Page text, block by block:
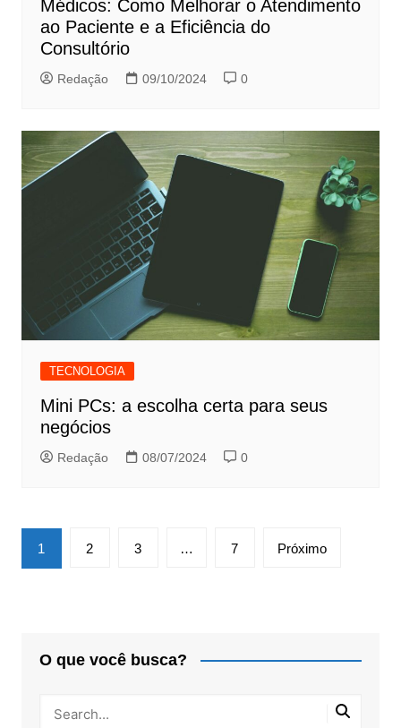
Médicos: Como Melhorar o Atendimento
ao Paciente e a Eficiência do
Consultório
Redação 09/10/2024 0
TECNOLOGIA
Mini PCs: a escolha certa para seus
negócios
Redação 08/07/2024 0
Paginação
de
1 2 3 … 7 Próximo
O que você busca?